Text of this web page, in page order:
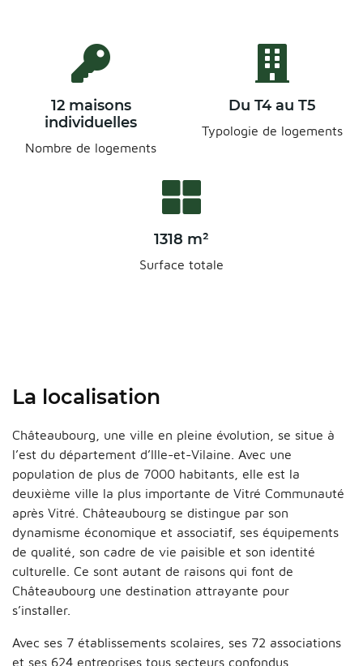
12 maisons
individuelles
Nombre de logements
Du T4 au T5
Typologie de logements
1318 m²
Surface totale
La localisation
Châteaubourg, une ville en pleine évolution, se situe à
l’est du département d’Ille-et-Vilaine. Avec une
population de plus de 7000 habitants, elle est la
deuxième ville la plus importante de Vitré Communauté
après Vitré. Châteaubourg se distingue par son
dynamisme économique et associatif, ses équipements
de qualité, son cadre de vie paisible et son identité
culturelle. Ce sont autant de raisons qui font de
Châteaubourg une destination attrayante pour
s’installer.
Avec ses 7 établissements scolaires, ses 72 associations
et ses 624 entreprises tous secteurs confondus,